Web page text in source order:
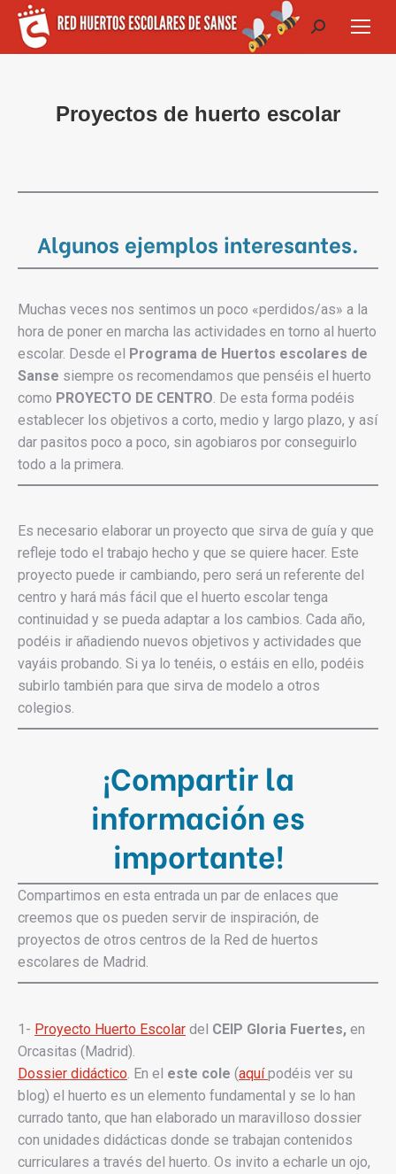
Buscar:
Proyectos de huerto escolar
Algunos ejemplos interesantes.
Muchas veces nos sentimos un poco «perdidos/as» a la
hora de poner en marcha las actividades en torno al huerto
escolar. Desde el Programa de Huertos escolares de
Sanse siempre os recomendamos que penséis el huerto
como PROYECTO DE CENTRO . De esta forma podéis
establecer los objetivos a corto, medio y largo plazo, y así
dar pasitos poco a poco, sin agobiaros por conseguirlo
todo a la primera.
Es necesario elaborar un proyecto que sirva de guía y que
refleje todo el trabajo hecho y que se quiere hacer. Este
proyecto puede ir cambiando, pero será un referente del
centro y hará más fácil que el huerto escolar tenga
continuidad y se pueda adaptar a los cambios. Cada año,
podéis ir añadiendo nuevos objetivos y actividades que
vayáis probando. Si ya lo tenéis, o estáis en ello, podéis
subirlo también para que sirva de modelo a otros
colegios.
¡Compartir la
información es
importante!
Compartimos en esta entrada un par de enlaces que
creemos que os pueden servir de inspiración, de
proyectos de otros centros de la Red de huertos
escolares de Madrid.
1- Proyecto Huerto Escolar del CEIP Gloria Fuertes, en
Orcasitas (Madrid).
Dossier didáctico . En el este cole (aquípodéis ver su
blog) el huerto es un elemento fundamental y se lo han
currado tanto, que han elaborado un maravilloso dossier
con unidades didácticas donde se trabajan contenidos
curriculares a través del huerto. Os invito a echarle un ojo,